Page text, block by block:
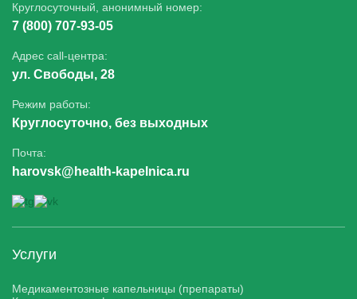
Услуги
Медикаментозные капельницы (препараты)
Круглосуточный, анонимный номер:
7 (800) 707-93-05
Адрес call-центра:
ул. Свободы, 28
Режим работы:
Круглосуточно, без выходных
Почта:
harovsk@health-kapelnica.ru